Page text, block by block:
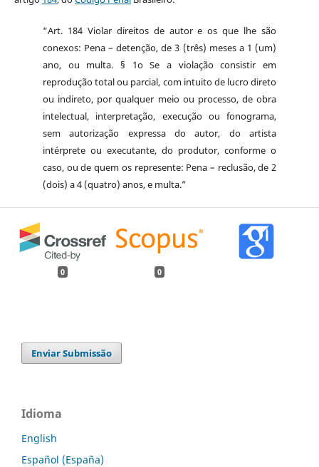
“Art. 184 Violar direitos de autor e os que lhe são
conexos: Pena – detenção, de 3 (três) meses a 1 (um)
ano, ou multa. § 1o Se a violação consistir em
reprodução total ou parcial, com intuito de lucro direto
ou indireto, por qualquer meio ou processo, de obra
intelectual, interpretação, execução ou fonograma,
sem autorização expressa do autor, do artista
intérprete ou executante, do produtor, conforme o
caso, ou de quem os represente: Pena – reclusão, de 2
(dois) a 4 (quatro) anos, e multa.”
0 0
Enviar Submissão
Idioma
English
Español (España)